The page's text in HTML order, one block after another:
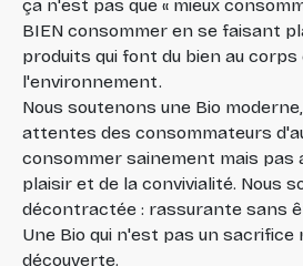
ça n'est pas que « mieux
BIEN consommer en se faisant
produits qui font du bien au corps
l'environnement.
Nous soutenons une Bio
attentes des consommateurs
consommer sainement mais pas
plaisir et de la convivialité. Nous
décontractée : rassurante sans
Une Bio qui n'est pas un sacrifice
découverte.